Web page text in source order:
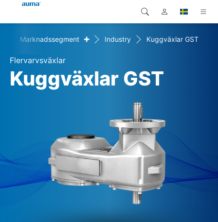
Produkter
Lösningar
Nedladdningar
Kontakt
Global
Europa
Sök
Marknadssegment + Industry Kuggväxlar GST
Flervarvsväxlar
Kuggväxlar GST